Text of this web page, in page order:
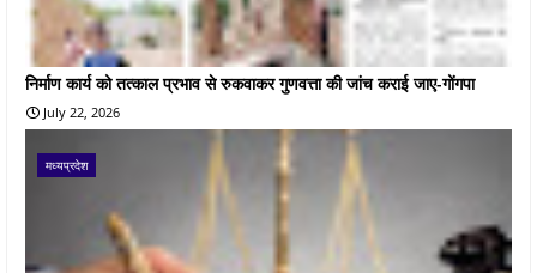
निर्माण कार्य को तत्काल प्रभाव से रुकवाकर गुणवत्ता की जांच कराई जाए-गोंगपा
July 22, 2026
मध्यप्रदेश